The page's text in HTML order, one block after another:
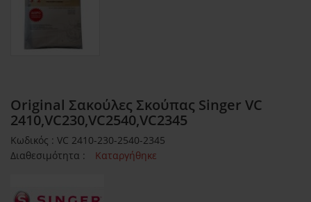
Original Σακούλες Σκούπας Singer VC
2410,VC230,VC2540,VC2345
Κωδικός : VC 2410-230-2540-2345
Διαθεσιμότητα :
Καταργήθηκε